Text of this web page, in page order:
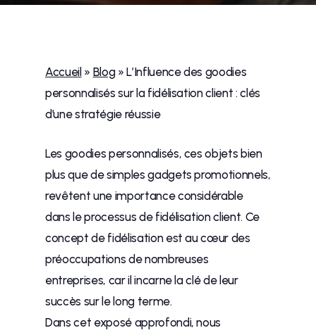
Accueil » Blog»L’Influence des goodies
personnalisés sur la fidélisation client : clés
d’une stratégie réussie
Les goodies personnalisés, ces objets bien
plus que de simples gadgets promotionnels,
revêtent une importance considérable
dans le processus de fidélisation client. Ce
concept de fidélisation est au cœur des
préoccupations de nombreuses
entreprises, car il incarne la clé de leur
succès sur le long terme.
Dans cet exposé approfondi, nous